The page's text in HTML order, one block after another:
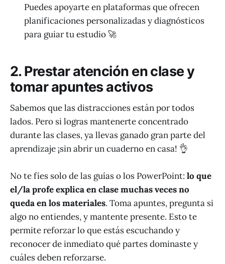
Puedes apoyarte en plataformas que ofrecen
planificaciones personalizadas y diagnósticos
para guiar tu estudio 🚀
2. Prestar atención en clase y
tomar apuntes activos
Sabemos que las distracciones están por todos
lados. Pero si logras mantenerte concentrado
durante las clases, ya llevas ganado gran parte del
aprendizaje ¡sin abrir un cuaderno en casa! 👌
No te fíes solo de las guías o los PowerPoint: lo que
el/la profe explica en clase muchas veces no
queda en los materiales. Toma apuntes, pregunta si
algo no entiendes, y mantente presente. Esto te
permite reforzar lo que estás escuchando y
reconocer de inmediato qué partes dominaste y
cuáles deben reforzarse.